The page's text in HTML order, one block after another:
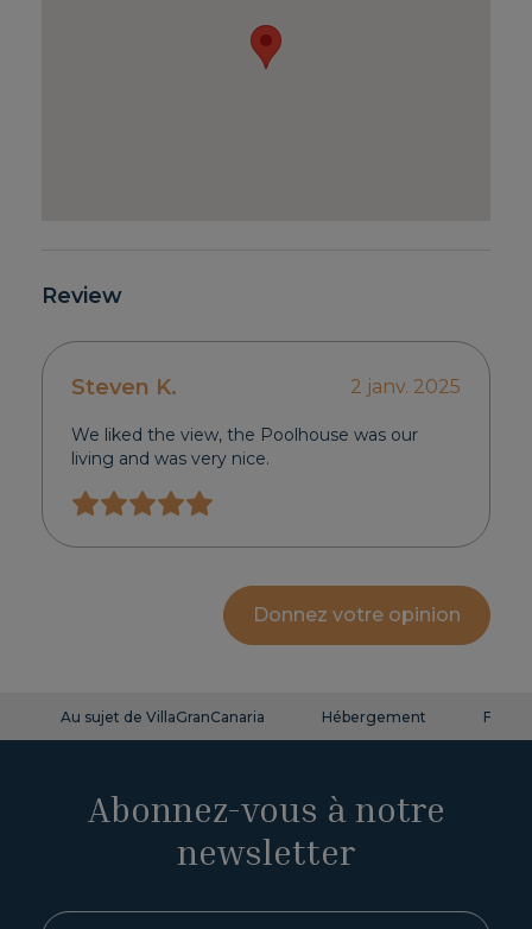
Review
Steven K. 2 janv. 2025
We liked the view, the Poolhouse was our
living and was very nice.
Donnez votre opinion
Au sujet de VillaGranCanaria Hébergement FAQ
Abonnez-vous à notre
newsletter